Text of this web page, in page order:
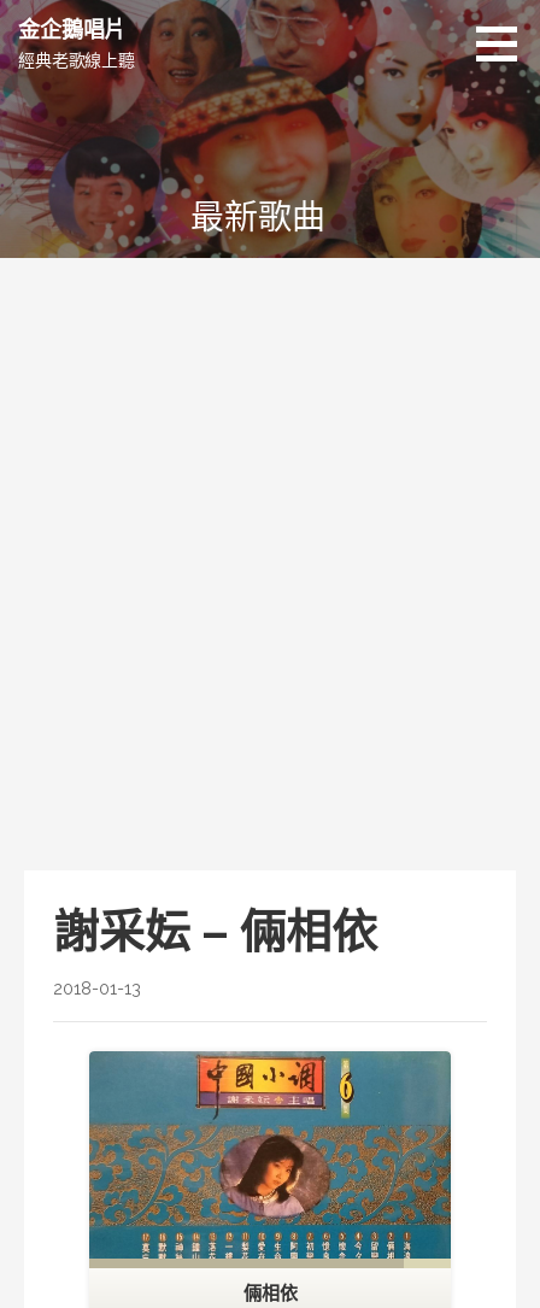
跳
至
主
要
內
容
金企鵝唱片
經典老歌線上聽
最新歌曲
謝采妘 – 倆相依
2018-01-13
倆相依